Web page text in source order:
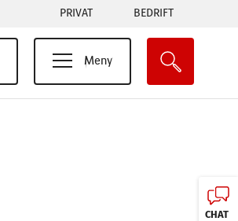
Tabs
menu
PRIVAT BEDRIFT
Meny
CHAT